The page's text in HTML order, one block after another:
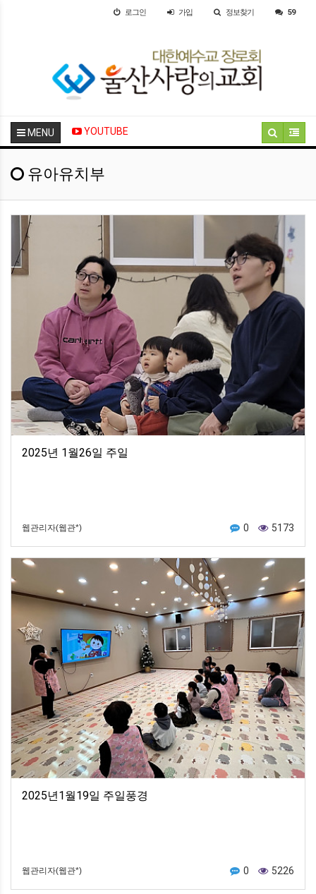
로그인 가입 정보찾기 59
MENU YOUTUBE
유아유치부
2025년 1월26일 주일
웹관리자(웹관*) 0 5173
2025년1월19일 주일풍경
웹관리자(웹관*) 0 5226